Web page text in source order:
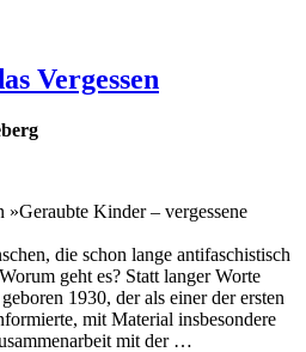
Vergessen
Kinder – vergessene
die schon lange antifaschistisch
geht es? Statt langer Worte
1930, der als einer der ersten
mit Material insbesondere
mit der …